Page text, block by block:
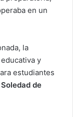
en un
la
y
estudiantes
Soledad de